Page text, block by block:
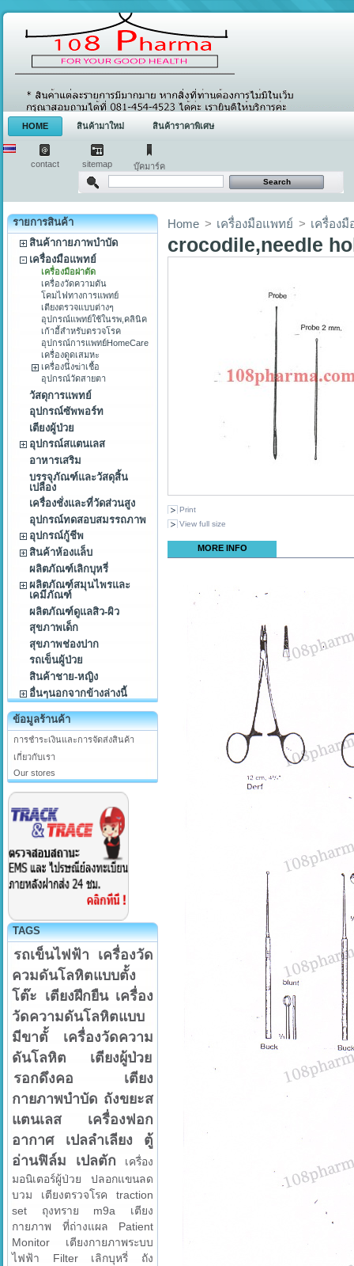
HOME สินค้ามาใหม่ สินค้าราคาพิเศษ
contact sitemap บุ๊คมาร์ค
รายการสินค้า
สินค้ากายภาพบำบัด
เครื่องมือแพทย์
เครื่องมือผ่าตัด
เครื่องวัดความดัน
โคมไฟทางการแพทย์
เตียงตรวจแบบต่างๆ
อุปกรณ์แพทย์ใช้ในรพ,คลินิค
เก้าอี้สำหรับตรวจโรค
อุปกรณ์การแพทย์HomeCare
เครื่องดูดเสมหะ
เครื่องนึ่งฆ่าเชื้อ
อุปกรณ์วัดสายตา
วัสดุการแพทย์
อุปกรณ์ซัพพอร์ท
เตียงผู้ป่วย
อุปกรณ์สแตนเลส
อาหารเสริม
บรรจุภัณฑ์และวัสดุสิ้น
เปลือง
เครื่องชั่งและที่วัดส่วนสูง
อุปกรณ์ทดสอบสมรรถภาพ
อุปกรณ์กู้ชีพ
สินค้าห้องแล็บ
ผลิตภัณฑ์เลิกบุหรี่
ผลิตภัณฑ์สมุนไพรและ
เคมีภัณฑ์
ผลิตภัณฑ์ดูแลสิว-ผิว
สุขภาพเด็ก
สุขภาพช่องปาก
รถเข็นผู้ป่วย
สินค้าชาย-หญิง
อื่นๆนอกจากข้างล่างนี้
ข้อมูลร้านค้า
การชำระเงินและการจัดส่งสินค้า
เกี่ยวกับเรา
Our stores
TAGS
รถเข็นไฟฟ้า
เครื่องวัด
ควมดันโลหิตแบบตั้ง
โต๊ะ เตียงฝึกยืน เครื่อง
วัดความดันโลหิตแบบ
มีขาตั้
เครื่องวัดความ
ดันโลหิต
เตียงผู้ป่วย
รอกดึงคอ
เตียง
กายภาพบำบัด ถังขยะส
แตนเลส
เครื่องฟอก
อากาศ
เปลลำเลียง
ตู้
อ่านฟิล์ม
เปลตัก
เครื่อง
มอนิเตอร์ผู้ป่วย
ปลอกแขนลด
บวม
เตียงตรวจโรค
traction
set
ถุงทราย m9a
เตียง
กายภาพ
ที่ถ่างแผล
Patient
Monitor
เตียงกายภาพระบบ
ไฟฟ้า
Filter เลิกบุหรี่
ถัง
Home > เครื่องมือแพทย์ > เครื่อง
crocodile,needle
Print
View full size
MORE INFO